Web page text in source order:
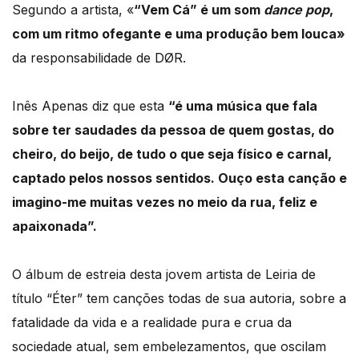
Segundo a artista, «“Vem Cá” é um som dance pop,
com um ritmo ofegante e uma produção bem louca»
da responsabilidade de DØR.
Inês Apenas diz que esta “é uma música que fala
sobre ter saudades da pessoa de quem gostas, do
cheiro, do beijo, de tudo o que seja físico e carnal,
captado pelos nossos sentidos. Ouço esta canção e
imagino-me muitas vezes no meio da rua, feliz e
apaixonada”.
O álbum de estreia desta jovem artista de Leiria de
título “Éter” tem canções todas de sua autoria, sobre a
fatalidade da vida e a realidade pura e crua da
sociedade atual, sem embelezamentos, que oscilam